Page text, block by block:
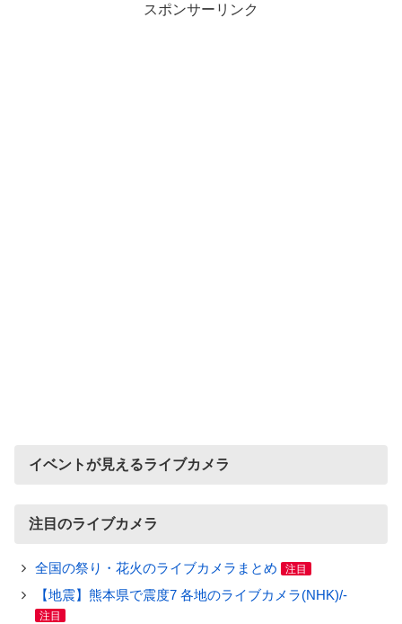
スポンサーリンク
イベントが見えるライブカメラ
注目のライブカメラ
全国の祭り・花火のライブカメラまとめ 注目
【地震】熊本県で震度7 各地のライブカメラ(NHK)/-
注目